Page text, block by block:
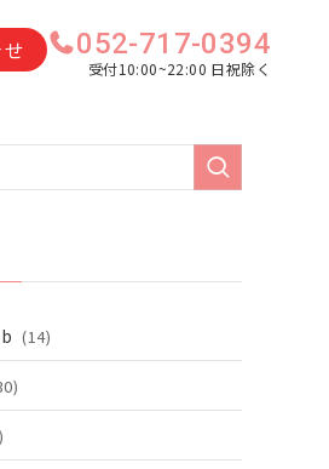
052-717-0394
受付10:00~22:00 日祝除く
(14)